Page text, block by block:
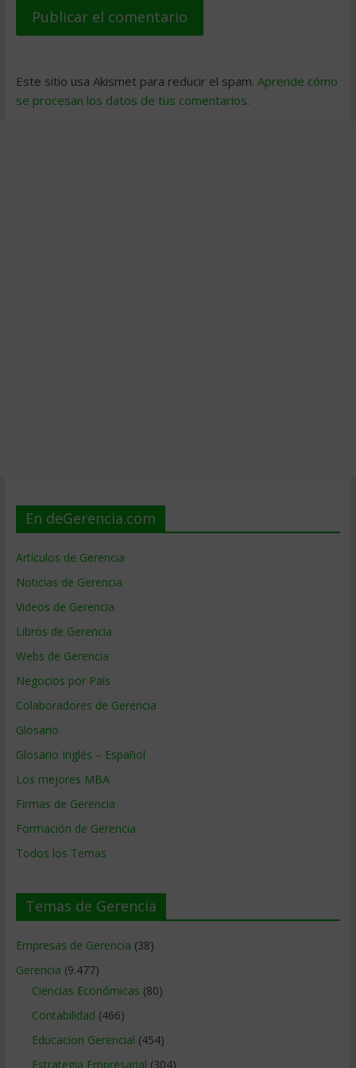
Este sitio usa Akismet para reducir el spam. Aprende cómo
se procesan los datos de tus comentarios.
En deGerencia.com
Artículos de Gerencia
Noticias de Gerencia
Videos de Gerencia
Libros de Gerencia
Webs de Gerencia
Negocios por País
Colaboradores de Gerencia
Glosario
Glosario Inglés – Español
Los mejores MBA
Firmas de Gerencia
Formación de Gerencia
Todos los Temas
Temas de Gerencia
Empresas de Gerencia (38)
Gerencia (9.477)
Ciencias Económicas (80)
Contabilidad (466)
Educacion Gerencial (454)
Estrategia Empresarial (304)